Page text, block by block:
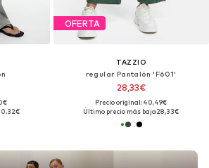
OFERTA
TAZZIO
regular Pantalón 'F601'
28,33€
Precio original: 40,49€
Último precio más bajo:28,33€